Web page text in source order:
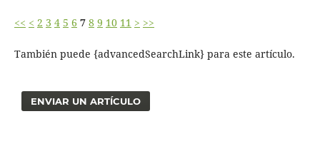
<< < 2 3 4 5 6 7 8 9 10 11 > >>
También puede {advancedSearchLink} para este artículo.
ENVIAR UN ARTÍCULO